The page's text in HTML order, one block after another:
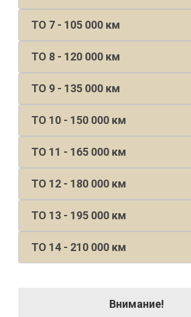
ТО 7 - 105 000 км
ТО 8 - 120 000 км
ТО 9 - 135 000 км
ТО 10 - 150 000 км
ТО 11 - 165 000 км
ТО 12 - 180 000 км
ТО 13 - 195 000 км
ТО 14 - 210 000 км
Внимание!